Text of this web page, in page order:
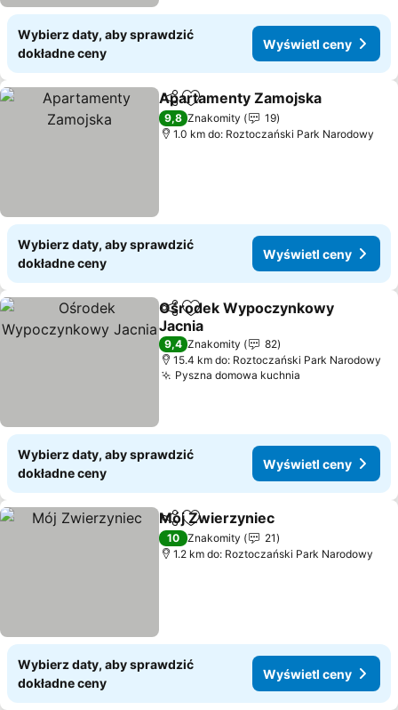
Wybierz daty, aby sprawdzić
dokładne ceny
Wyświetl ceny
Udostępnij
Dodaj do ulubionych
Apartamenty Zamojska
9,8 Znakomity
19
1.0 km do: Roztoczański Park Narodowy
Wybierz daty, aby sprawdzić
dokładne ceny
Wyświetl ceny
UdostępnijDodaj do ulubionych
Ośrodek Wypoczynkowy
Jacnia
9,4 Znakomity
82
15.4 km do: Roztoczański Park Narodowy
Pyszna domowa kuchnia
Wybierz daty, aby sprawdzić
dokładne ceny
Wyświetl ceny
Udostępnij
Dodaj do ulubionych
Mój Zwierzyniec
10 Znakomity
21
1.2 km do: Roztoczański Park Narodowy
Wybierz daty, aby sprawdzić
dokładne ceny
Wyświetl ceny